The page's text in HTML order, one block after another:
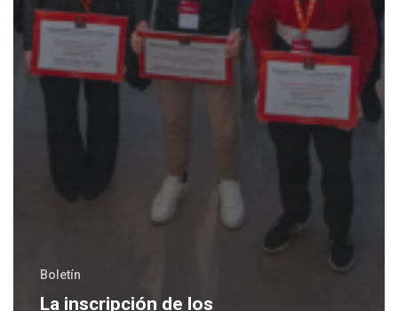
Boletín
La inscripción de los